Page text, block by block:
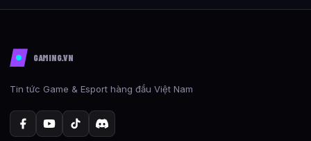
GAMING.VN
Tin tức Game & Esport hàng đầu Việt Nam